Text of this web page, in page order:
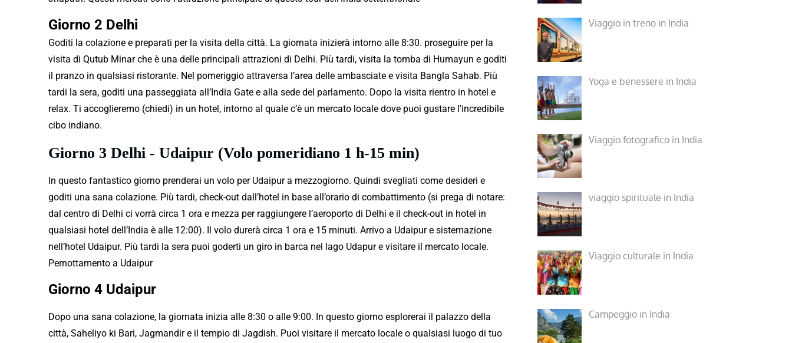
Giorno 2 Delhi
Goditi la colazione e preparati per la visita della città. La giornata inizierà intorno alle 8:30. proseguire per la
visita di Qutub Minar che è una delle principali attrazioni di Delhi. Più tardi, visita la tomba di Humayun e goditi
il ​​pranzo in qualsiasi ristorante. Nel pomeriggio attraversa l’area delle ambasciate e visita Bangla Sahab. Più
tardi la sera, goditi una passeggiata all’India Gate e alla sede del parlamento. Dopo la visita rientro in hotel e
relax. Ti accoglieremo (chiedi) in un hotel, intorno al quale c’è un mercato locale dove puoi gustare l’incredibile
cibo indiano.
Giorno 3 Delhi - Udaipur (Volo pomeridiano 1 h-15 min)
In questo fantastico giorno prenderai un volo per Udaipur a mezzogiorno. Quindi svegliati come desideri e
goditi una sana colazione. Più tardi, check-out dall’hotel in base all’orario di combattimento (si prega di notare:
dal centro di Delhi ci vorrà circa 1 ora e mezza per raggiungere l’aeroporto di Delhi e il check-out in hotel in
qualsiasi hotel dell’India è alle 12:00). Il volo durerà circa 1 ora e 15 minuti. Arrivo a Udaipur e sistemazione
nell’hotel Udaipur. Più tardi la sera puoi goderti un giro in barca nel lago Udapur e visitare il mercato locale.
Pernottamento a Udaipur
Giorno 4 Udaipur
Dopo una sana colazione, la giornata inizia alle 8:30 o alle 9:00. In questo giorno esplorerai il palazzo della
città, Saheliyo ki Bari, Jagmandir e il tempio di Jagdish. Puoi visitare il mercato locale o qualsiasi luogo di tuo
Viaggio in treno in India
Yoga e benessere in India
Viaggio fotografico in India
viaggio spirituale in India
Viaggio culturale in India
Campeggio in India